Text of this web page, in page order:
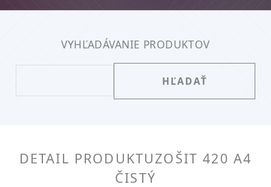
VYHĽADÁVANIE PRODUKTOV
DETAIL PRODUKTUZOŠIT 420 A4
ČISTÝ